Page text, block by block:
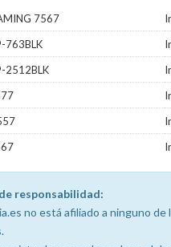
7567
763BLK
2512BLK
responsabilidad:
no está afiliado a ninguno